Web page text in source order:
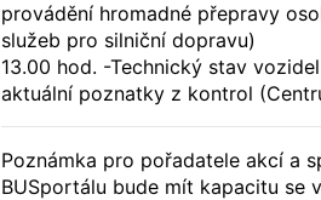
provádění hromadné přepravy
služeb pro silniční dopravu)
13.00 hod. -Technický stav
aktuální poznatky z kontrol
Poznámka pro pořadatele akcí a
BUSportálu bude mít kapacitu se